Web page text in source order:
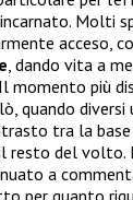
Molti
acceso,
, dando vita a
momento più
quando diversi
tra la
resto del volto.
a
per quanto